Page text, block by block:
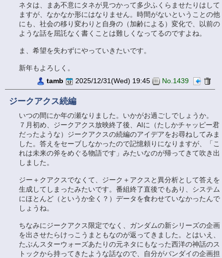
ネタは、まあ不意にタネが見つかって多少ふくらませたりはして
ますが、なかなか形にはなりません。時間がないということの他
にも、社会の移り変わりと自身の（加齢による）変化で、以前の
ような話を屈託なく書くことは難しくなってるのですよね。
ま、希望を失わずにやっていきたいです。
新年もよろしく。
tamb
2025/12/31(Wed) 19:45 No.1439
ジークアクス続編
いつの間にか年の瀬なりました。いかがお過ごしでしょうか。
７月初め、ジークアクス放映終了後、AIに（たしかチャッピー君
だったような）ジークアクスの続編のアイデアをお尋ねしてみま
した。答えをセーブしなかったので記憶頼りになりますが、「こ
れは未来の斧をめぐる物語です」みたいなのが帰ってきて吹き出
しました。
ジー＋クアクスでなくて、ジーク＋アクスと異分析として答えを
生成してしまったみたいです。番組終了直後でもあり、システム
にほとんど（というか全く？）データを食わせていなかったんで
しょうね。
ちなみにジークアクス限定でなく、ガンダムの新シリーズの企画
を出させたらけっこうまともなのが返ってきました。とはいえ、
たぶんスターウォーズあたりの元ネタにもなった西洋の神話のス
トックから持ってきたような話なので、自分がバンダイの企画担